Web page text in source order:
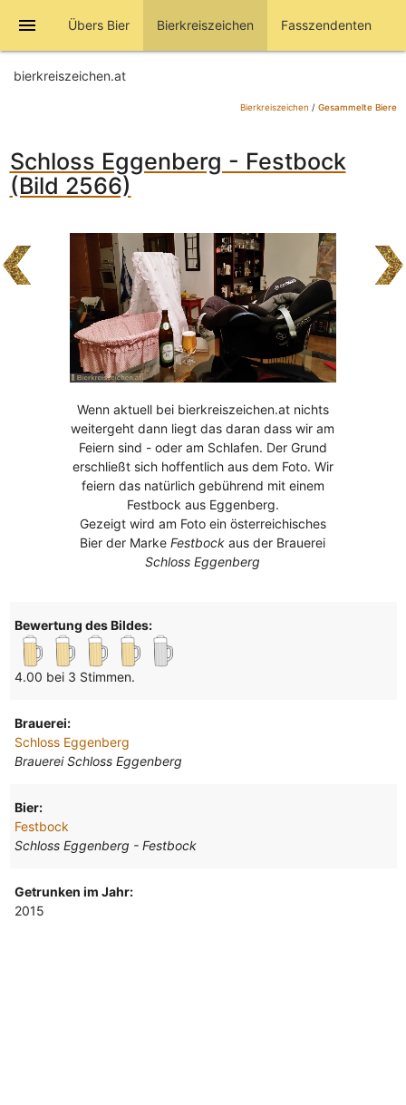
menu Übers Bier Bierkreiszeichen Fasszendenten
bierkreiszeichen.at
Bierkreiszeichen / Gesammelte Biere
Schloss Eggenberg - Festbock
(Bild 2566)
Wenn aktuell bei bierkreiszeichen.at nichts
weitergeht dann liegt das daran dass wir am
Feiern sind - oder am Schlafen. Der Grund
erschließt sich hoffentlich aus dem Foto. Wir
feiern das natürlich gebührend mit einem
Festbock aus Eggenberg.
Gezeigt wird am Foto ein österreichisches
Bier der MarkeFestbock aus der Brauerei
Schloss Eggenberg
Bewertung des Bildes:
4.00 bei 3 Stimmen.
Brauerei:
Schloss Eggenberg
Brauerei Schloss Eggenberg
Bier:
Festbock
Schloss Eggenberg - Festbock
Getrunken im Jahr:
2015